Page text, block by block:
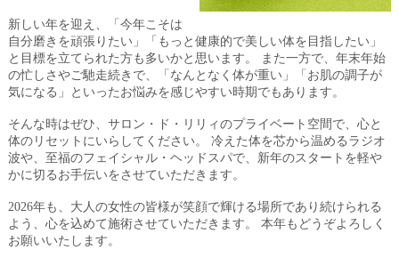
新しい年を迎え、「今年こそは
自分磨きを頑張りたい」「もっと健康的で美しい体を目指したい」
と目標を立てられた方も多いかと思います。 また一方で、年末年始
の忙しさやご馳走続きで、「なんとなく体が重い」「お肌の調子が
気になる」といったお悩みを感じやすい時期でもあります。
そんな時はぜひ、サロン・ド・リリィのプライベート空間で、心と
体のリセットにいらしてください。 冷えた体を芯から温めるラジオ
波や、至福のフェイシャル・ヘッドスパで、新年のスタートを軽や
かに切るお手伝いをさせていただきます。
2026年も、大人の女性の皆様が笑顔で輝ける場所であり続けられる
よう、心を込めて施術させていただきます。 本年もどうぞよろしく
お願いいたします。